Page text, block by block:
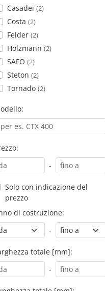
Casadei (2)
Costa (2)
Felder (2)
Holzmann (2)
SAFO (2)
Steton (2)
Tornado (2)
-
Solo con indicazione del
prezzo
di costruzione:
-
totale [mm]:
-